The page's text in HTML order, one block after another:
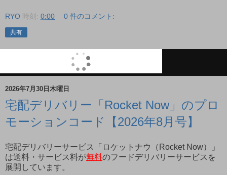
RYO 時刻: 0:00 0 件のコメント:
共有
2026年7月30日木曜日
宅配デリバリー「Rocket Now」のプロ
モーションコード【2026年8月号】
宅配デリバリーサービス「ロケットナウ（Rocket Now）」
は送料・サービス料が無料のフードデリバリーサービスを
展開しています。